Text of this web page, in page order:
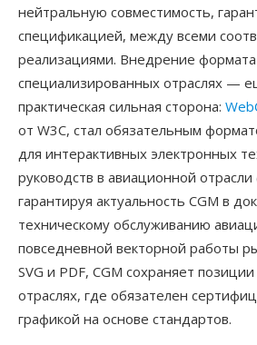
нейтральную совместимость,
спецификацией, между всеми
реализациями. Внедрение
специализированных отраслях —
практическая сильная сторона:
от W3C, стал обязательным
для интерактивных электронных
руководств в авиационной отрасли
гарантируя актуальность CGM в
техническому обслуживанию
повседневной векторной работы
SVG и PDF, CGM сохраняет
отраслях, где обязателен
графикой на основе стандартов.